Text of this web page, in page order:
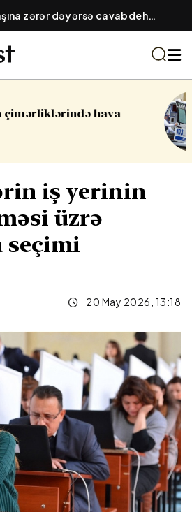
zərər dəyərsə cavabdeh
hüquqi öhdəliyi
16 yaşlı yeniyetmə öldü,
Yasamalda partlayış
iş yerinin
üzrə
seçimi
20 May 2026, 13:18